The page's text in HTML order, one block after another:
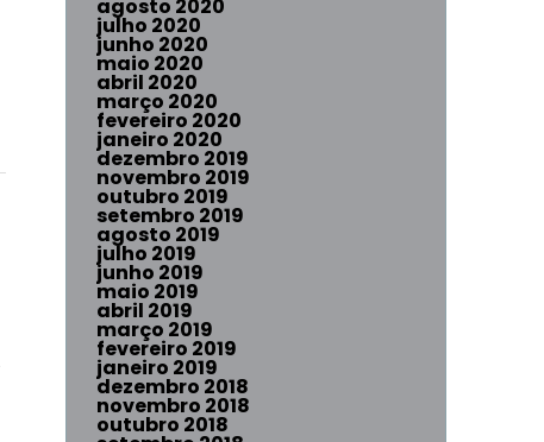
agosto 2020
julho 2020
junho 2020
maio 2020
abril 2020
março 2020
fevereiro 2020
janeiro 2020
dezembro 2019
novembro 2019
outubro 2019
setembro 2019
agosto 2019
julho 2019
junho 2019
maio 2019
abril 2019
março 2019
fevereiro 2019
janeiro 2019
dezembro 2018
novembro 2018
outubro 2018